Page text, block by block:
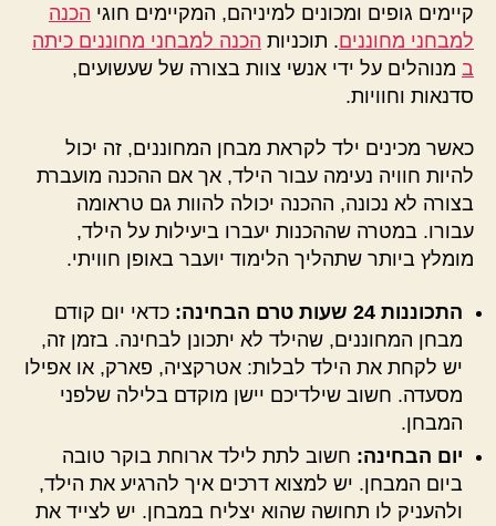
קיימים גופים ומכונים למיניהם, המקיימים חוגי הכנה
למבחני מחוננים. תוכניות הכנה למבחני מחוננים כיתה
ב מנוהלים על ידי אנשי צוות בצורה של שעשועים,
סדנאות וחוויות.
כאשר מכינים ילד לקראת מבחן המחוננים, זה יכול
להיות חוויה נעימה עבור הילד, אך אם ההכנה מועברת
בצורה לא נכונה, ההכנה יכולה להוות גם טראומה
עבורו. במטרה שההכנות יעברו ביעילות על הילד,
מומלץ ביותר שתהליך הלימוד יועבר באופן חוויתי.
התכוננות 24 שעות טרם הבחינה:
כדאי יום קודם
מבחן המחוננים, שהילד לא יתכונן לבחינה. בזמן זה,
יש לקחת את הילד לבלות: אטרקציה, פארק, או אפילו
מסעדה. חשוב שילדיכם יישן מוקדם בלילה שלפני
המבחן.
יום הבחינה: חשוב לתת לילד ארוחת בוקר טובה
ביום המבחן. יש למצוא דרכים איך להרגיע את הילד,
ולהעניק לו תחושה שהוא יצליח במבחן. יש לצייד את